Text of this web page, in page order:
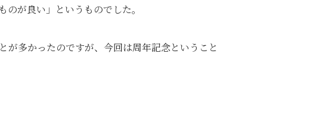
が良い」というものでした。
が多かったのですが、今回は周年記念ということ